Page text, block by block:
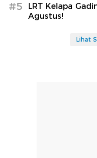
#5
LRT Kelapa
Agustus!
Lihat